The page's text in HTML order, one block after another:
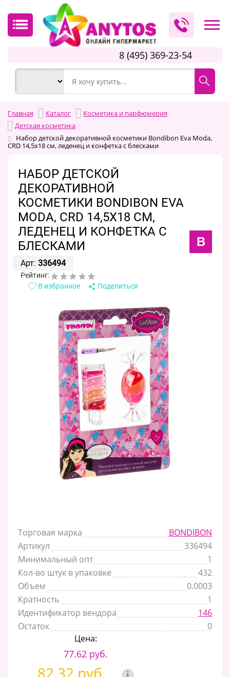
8 (495) 369-23-54
Главная Каталог
Косметика и парфюмерия
Детская косметика
Набор детской декоративной косметики Bondibon Eva Moda,
CRD 14,5х18 см, леденец и конфетка с блесками
НАБОР ДЕТСКОЙ
ДЕКОРАТИВНОЙ
КОСМЕТИКИ BONDIBON EVA
MODA, CRD 14,5Х18 СМ,
ЛЕДЕНЕЦ И КОНФЕТКА С
БЛЕСКАМИ
B
Арт: 336494
Рейтинг:
В избранное
Поделиться
Торговая марка
BONDIBON
Артикул
336494
Минимальный опт
1
Кол-во штук в упаковке
432
Объем
0.0003
Кратность
1
Идентификатор вендора
146
Остаток
0
Цена:
77.62 руб.
82.32 руб.